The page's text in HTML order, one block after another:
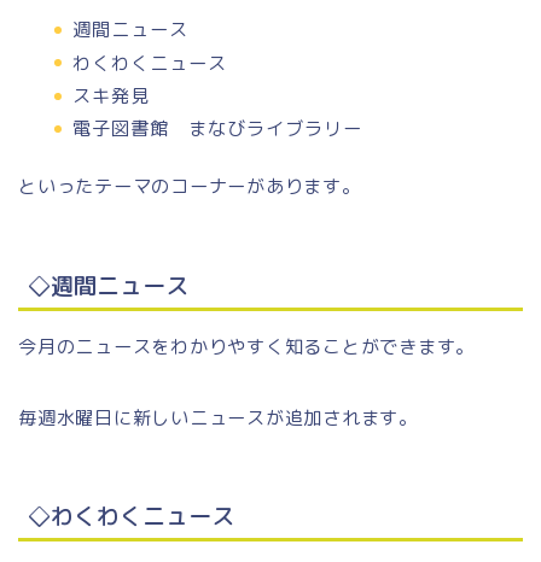
週間ニュース
わくわくニュース
スキ発見
電子図書館 まなびライブラリー
といったテーマのコーナーがあります。
◇週間ニュース
今月のニュースをわかりやすく知ることができます。
毎週水曜日に新しいニュースが追加されます。
◇わくわくニュース